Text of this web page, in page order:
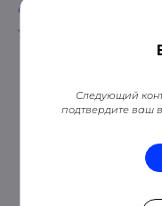
без имплантата
Увеличение больших
Следующий
подтвердите ваш